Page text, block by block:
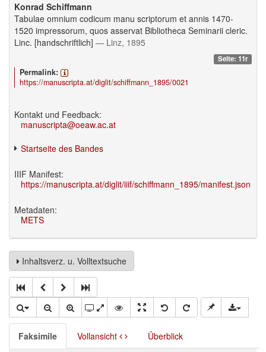
Konrad Schiffmann
Tabulae omnium codicum manu scriptorum et annis 1470-
1520 impressorum, quos asservat Bibliotheca Seminarii cleric.
Linc. [handschriftlich] — Linz, 1895
Seite: 11r
Permalink:
https://manuscripta.at/diglit/schiffmann_1895/0021
Kontakt und Feedback:
manuscripta@oeaw.ac.at
Startseite des Bandes
IIIF Manifest:
https://manuscripta.at/diglit/iiif/schiffmann_1895/manifest.json
Metadaten:
METS
Inhaltsverz. u. Volltextsuche
Faksimile Vollansicht Überblick